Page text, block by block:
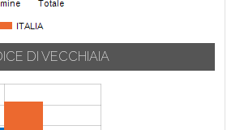
DI VECCHIAIA